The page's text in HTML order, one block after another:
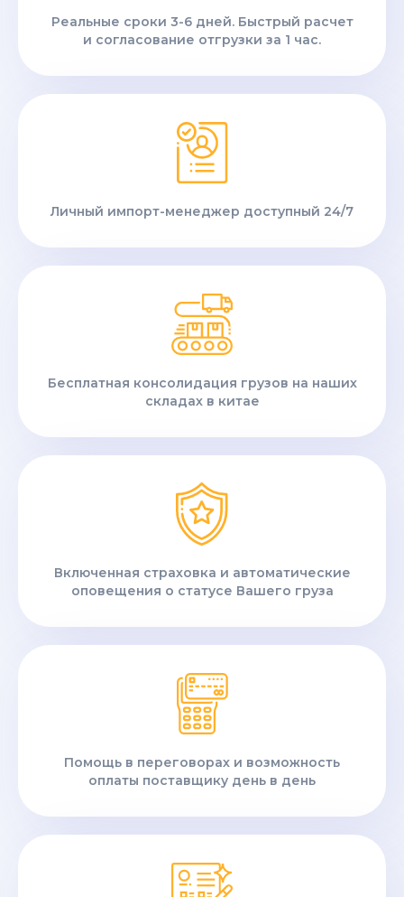
Реальные сроки 3-6 дней. Быстрый расчет
и согласование отгрузки за 1 час.
Личный импорт-менеджер доступный 24/7
Бесплатная консолидация грузов на наших
складах в китае
Включенная страховка и автоматические
оповещения о статусе Вашего груза
Помощь в переговорах и возможность
оплаты поставщику день в день